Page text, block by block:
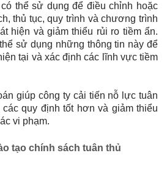
thể sử dụng để điều chỉnh hoặc
thủ tục, quy trình và chương trình
hiện và giảm thiểu rủi ro tiềm ẩn.
sử dụng những thông tin này để
tại và xác định các lĩnh vực tiềm
giúp công ty cải tiến nỗ lực tuân
quy định tốt hơn và giảm thiểu
vi phạm.
tạo chính sách tuân thủ